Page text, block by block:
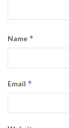
Name *
Email *